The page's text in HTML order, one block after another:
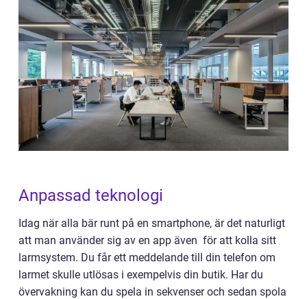
Anpassad teknologi
Idag när alla bär runt på en smartphone, är det naturligt
att man använder sig av en app även för att kolla sitt
larmsystem. Du får ett meddelande till din telefon om
larmet skulle utlösas i exempelvis din butik. Har du
övervakning kan du spela in sekvenser och sedan spola